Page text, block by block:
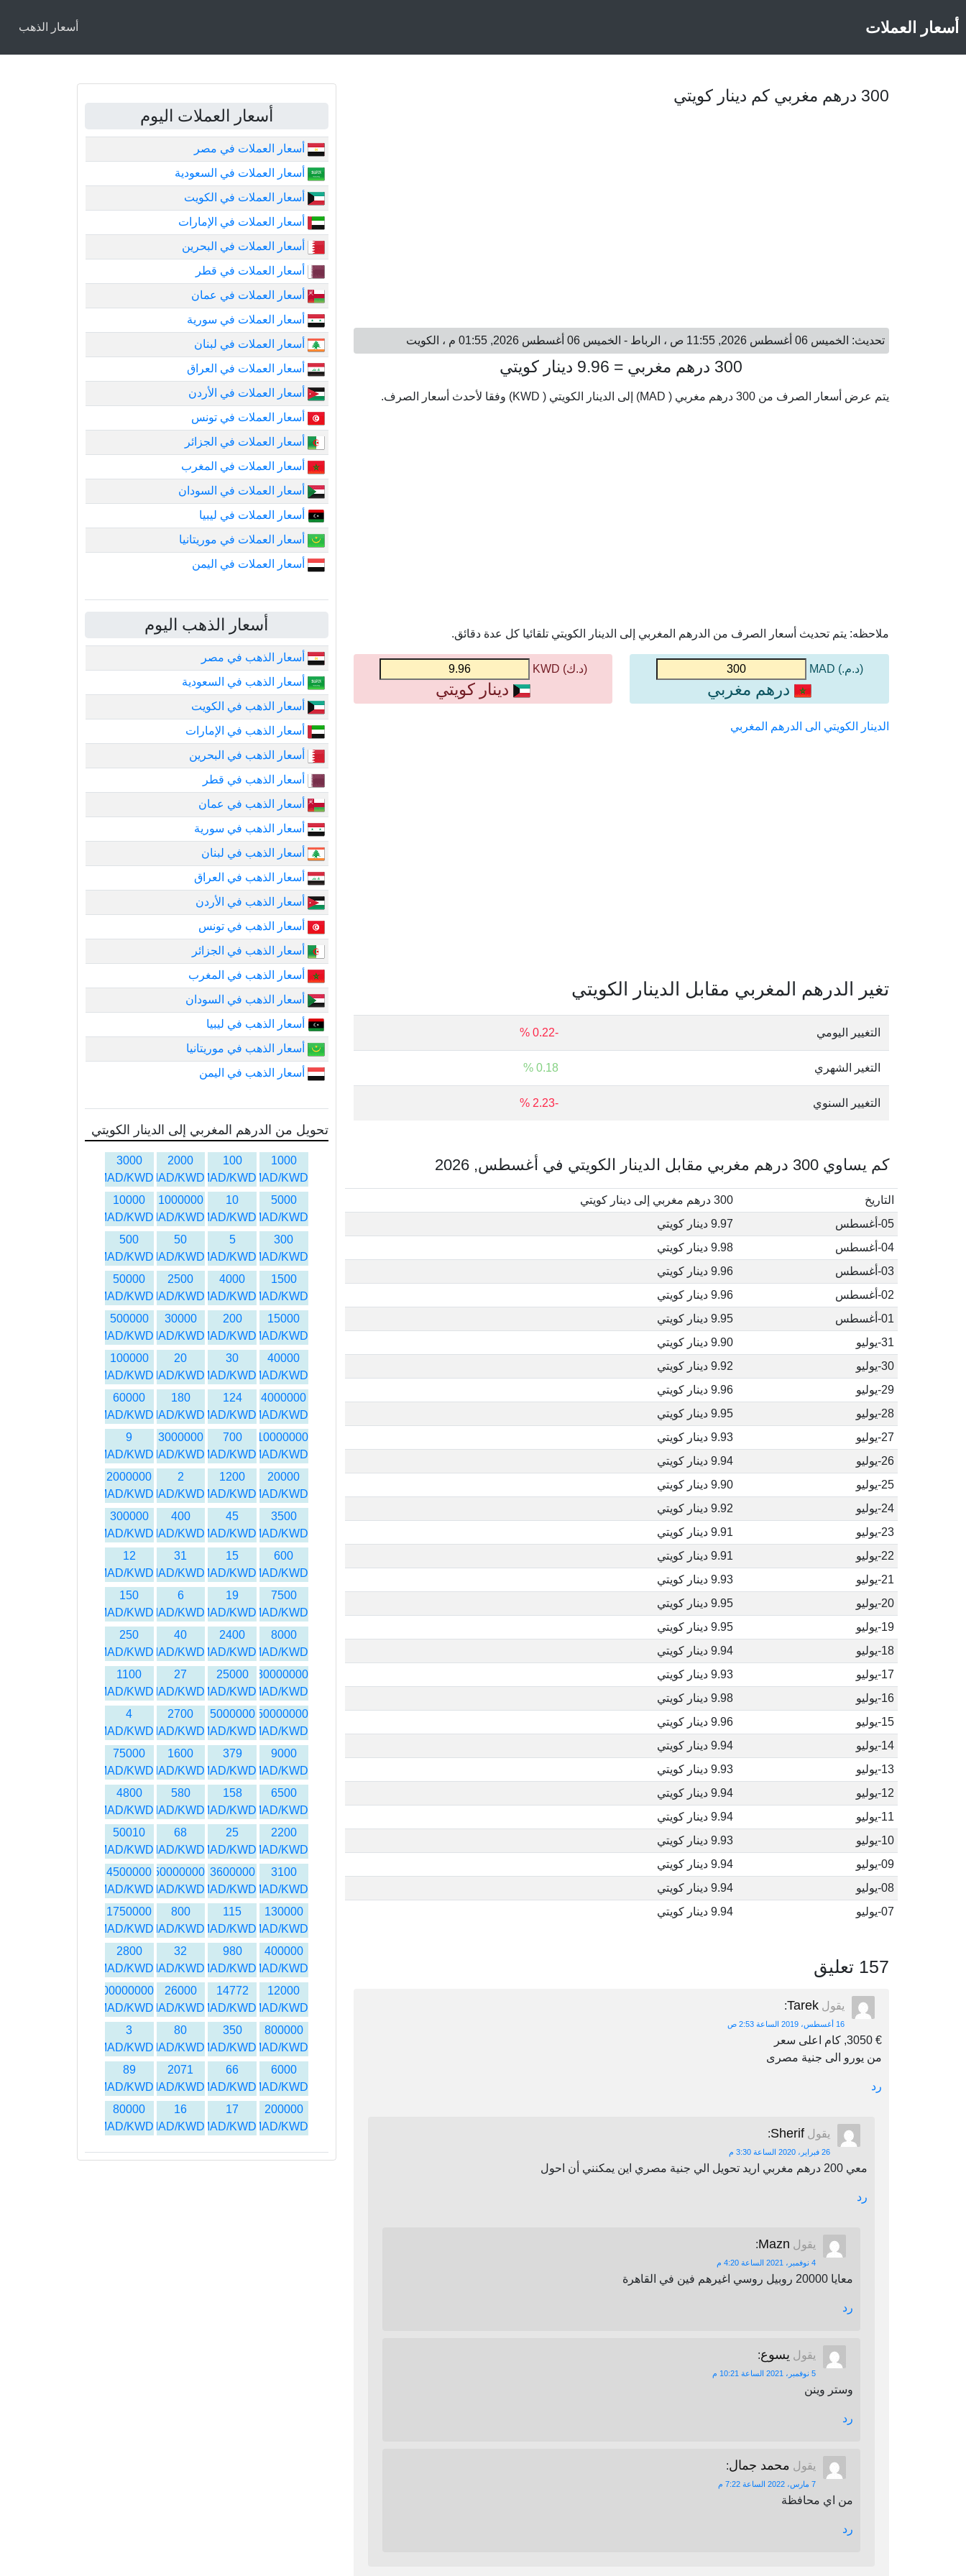
أسعار العملات أسعار الذهب
300 درهم مغربي كم دينار كويتي
تحديث: الخميس 06 أغسطس 2026, 11:55 ص ، الرباط - الخميس 06 أغسطس 2026, 01:55 م ، الكويت
300 درهم مغربي = 9.96 دينار كويتي
يتم عرض أسعار الصرف من 300 درهم مغربي ( MAD) إلى الدينار الكويتي ( KWD) وفقا لأحدث أسعار الصرف.
ملاحظه: يتم تحديث أسعار الصرف من الدرهم المغربي إلى الدينار الكويتي تلقائيا كل عدة دقائق.
(د.م.) MAD
درهم مغربي
(د.ك) KWD
دينار كويتي
الدينار الكويتي الى الدرهم المغربي
تغير الدرهم المغربي مقابل الدينار الكويتي
التغيير اليومي -0.22 %
التغير الشهري 0.18 %
التغيير السنوي -2.23 %
كم يساوي 300 درهم مغربي مقابل الدينار الكويتي في أغسطس, 2026
التاريخ
300 درهم مغربي إلى دينار كويتي
05-أغسطس
9.97 دينار كويتي
04-أغسطس
9.98 دينار كويتي
03-أغسطس
9.96 دينار كويتي
02-أغسطس
9.96 دينار كويتي
01-أغسطس
9.95 دينار كويتي
31-يوليو
9.90 دينار كويتي
30-يوليو
9.92 دينار كويتي
29-يوليو
9.96 دينار كويتي
28-يوليو
9.95 دينار كويتي
27-يوليو
9.93 دينار كويتي
26-يوليو
9.94 دينار كويتي
25-يوليو
9.90 دينار كويتي
24-يوليو
9.92 دينار كويتي
23-يوليو
9.91 دينار كويتي
22-يوليو
9.91 دينار كويتي
21-يوليو
9.93 دينار كويتي
20-يوليو
9.95 دينار كويتي
19-يوليو
9.95 دينار كويتي
18-يوليو
9.94 دينار كويتي
17-يوليو
9.93 دينار كويتي
16-يوليو
9.98 دينار كويتي
15-يوليو
9.96 دينار كويتي
14-يوليو
9.94 دينار كويتي
13-يوليو
9.93 دينار كويتي
12-يوليو
9.94 دينار كويتي
11-يوليو
9.94 دينار كويتي
10-يوليو
9.93 دينار كويتي
09-يوليو
9.94 دينار كويتي
08-يوليو
9.94 دينار كويتي
07-يوليو
9.94 دينار كويتي
157 تعليق
يقول Tarek
:
16 أغسطس، 2019 الساعة 2:53 ص
€ 3050, كام اعلى سعر
من يورو الى جنية مصرى
رد
يقول Sherif
:
26 فبراير، 2020 الساعة 3:30 م
معي 200 درهم مغربي اريد تحويل الي جنية مصري اين يمكنني أن احول
رد
يقول Mazn
:
4 نوفمبر، 2021 الساعة 4:20 م
معايا 20000 روبيل روسي اغيرهم فين في القاهرة
رد
يقول يسوع:
5 نوفمبر، 2021 الساعة 10:21 م
وستر وينن
رد
يقول محمد جمال:
7 مارس، 2022 الساعة 7:22 م
من اي محافظة
رد
أسعار العملات اليوم
أسعار العملات في مصر
أسعار العملات في السعودية
أسعار العملات في الكويت
أسعار العملات في الإمارات
أسعار العملات في البحرين
أسعار العملات في قطر
أسعار العملات في عمان
أسعار العملات في سورية
أسعار العملات في لبنان
أسعار العملات في العراق
أسعار العملات في الأردن
أسعار العملات في تونس
أسعار العملات في الجزائر
أسعار العملات في المغرب
أسعار العملات في السودان
أسعار العملات في ليبيا
أسعار العملات في موريتانيا
أسعار العملات في اليمن
أسعار الذهب اليوم
أسعار الذهب في مصر
أسعار الذهب في السعودية
أسعار الذهب في الكويت
أسعار الذهب في الإمارات
أسعار الذهب في البحرين
أسعار الذهب في قطر
أسعار الذهب في عمان
أسعار الذهب في سورية
أسعار الذهب في لبنان
أسعار الذهب في العراق
أسعار الذهب في الأردن
أسعار الذهب في تونس
أسعار الذهب في الجزائر
أسعار الذهب في المغرب
أسعار الذهب في السودان
أسعار الذهب في ليبيا
أسعار الذهب في موريتانيا
أسعار الذهب في اليمن
تحويل من الدرهم المغربي إلى الدينار الكويتي
1000
MAD/KWD
100
MAD/KWD
2000
MAD/KWD
3000
MAD/KWD
5000
MAD/KWD
10
MAD/KWD
1000000
MAD/KWD
10000
MAD/KWD
300
MAD/KWD
5
MAD/KWD
50
MAD/KWD
500
MAD/KWD
1500
MAD/KWD
4000
MAD/KWD
2500
MAD/KWD
50000
MAD/KWD
15000
MAD/KWD
200
MAD/KWD
30000
MAD/KWD
500000
MAD/KWD
40000
MAD/KWD
30
MAD/KWD
20
MAD/KWD
100000
MAD/KWD
4000000
MAD/KWD
124
MAD/KWD
180
MAD/KWD
60000
MAD/KWD
10000000
MAD/KWD
700
MAD/KWD
3000000
MAD/KWD
9
MAD/KWD
20000
MAD/KWD
1200
MAD/KWD
2
MAD/KWD
2000000
MAD/KWD
3500
MAD/KWD
45
MAD/KWD
400
MAD/KWD
300000
MAD/KWD
600
MAD/KWD
15
MAD/KWD
31
MAD/KWD
12
MAD/KWD
7500
MAD/KWD
19
MAD/KWD
6
MAD/KWD
150
MAD/KWD
8000
MAD/KWD
2400
MAD/KWD
40
MAD/KWD
250
MAD/KWD
30000000
MAD/KWD
25000
MAD/KWD
27
MAD/KWD
1100
MAD/KWD
50000000
MAD/KWD
5000000
MAD/KWD
2700
MAD/KWD
4
MAD/KWD
9000
MAD/KWD
379
MAD/KWD
1600
MAD/KWD
75000
MAD/KWD
6500
MAD/KWD
158
MAD/KWD
580
MAD/KWD
4800
MAD/KWD
2200
MAD/KWD
25
MAD/KWD
68
MAD/KWD
50010
MAD/KWD
3100
MAD/KWD
3600000
MAD/KWD
450000000
MAD/KWD
4500000
MAD/KWD
130000
MAD/KWD
115
MAD/KWD
800
MAD/KWD
1750000
MAD/KWD
400000
MAD/KWD
980
MAD/KWD
32
MAD/KWD
2800
MAD/KWD
12000
MAD/KWD
14772
MAD/KWD
26000
MAD/KWD
500000000
MAD/KWD
800000
MAD/KWD
350
MAD/KWD
80
MAD/KWD
3
MAD/KWD
6000
MAD/KWD
66
MAD/KWD
2071
MAD/KWD
89
MAD/KWD
200000
MAD/KWD
17
MAD/KWD
16
MAD/KWD
80000
MAD/KWD